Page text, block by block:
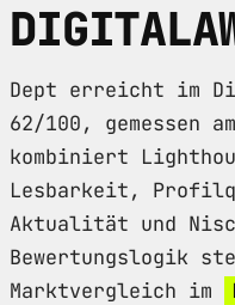
Dept erreicht im
62/100, gemessen
kombiniert
Lesbarkeit,
Aktualität und
Bewertungslogik
Marktvergleich im